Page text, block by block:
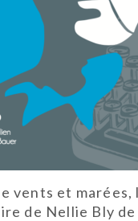
vents et marées,
de Nellie Bly